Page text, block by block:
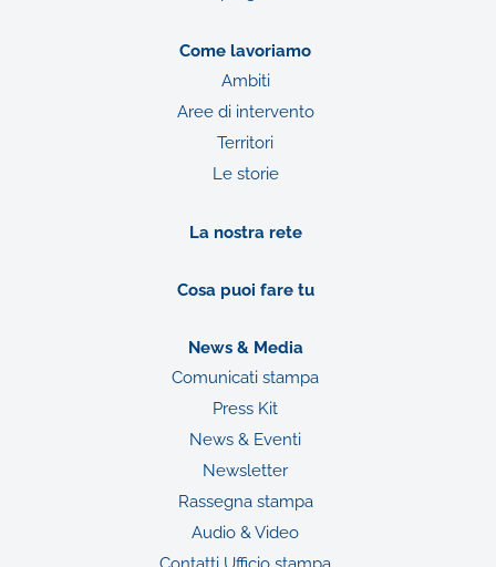
Come lavoriamo
Ambiti
Aree di intervento
Territori
Le storie
La nostra rete
Cosa puoi fare tu
News & Media
Comunicati stampa
Press Kit
News & Eventi
Newsletter
Rassegna stampa
Audio & Video